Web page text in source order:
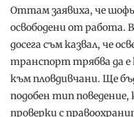
Оттам заявиха, че
освободени от работа.
досега съм казвал, че
транспорт трябва да е
към пловдивчани. Ще
подобен тип
проверки с